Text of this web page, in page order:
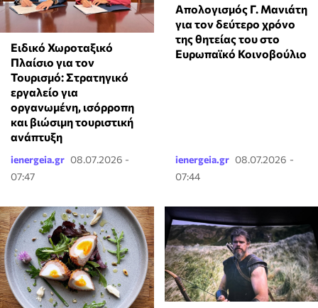
Ειδικό Χωροταξικό
Πλαίσιο για τον
Τουρισμό: Στρατηγικό
εργαλείο για
οργανωμένη, ισόρροπη
και βιώσιμη τουριστική
ανάπτυξη
ienergeia.gr 08.07.2026 -
07:47
Απολογισμός Γ. Μανιάτη
για τον δεύτερο χρόνο
της θητείας του στο
Ευρωπαϊκό Κοινοβούλιο
ienergeia.gr 08.07.2026 -
07:44